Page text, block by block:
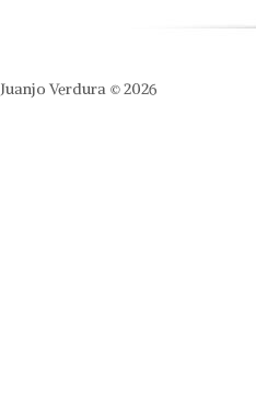
Juanjo Verdura © 2026